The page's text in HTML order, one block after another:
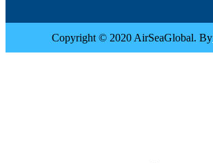
Copyright © 2020 AirSeaGlobal. By